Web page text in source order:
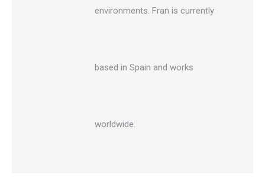
environments. Fran is currently
based in Spain and works
worldwide.